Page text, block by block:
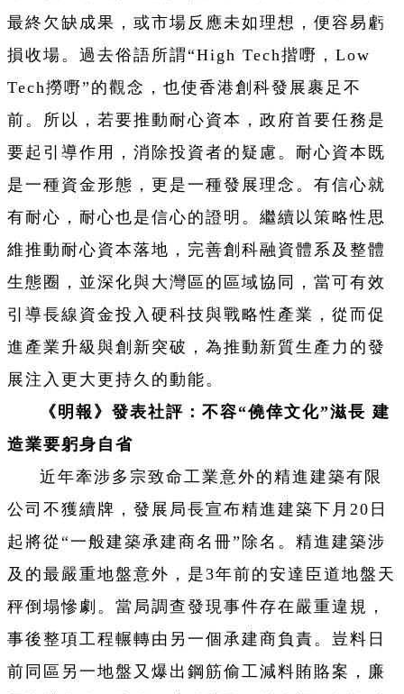
最終欠缺成果，或市場反應未如理想，便容易虧
損收場。過去俗語所謂“High Tech揩嘢，Low
Tech撈嘢”的觀念，也使香港創科發展裹足不
前。所以，若要推動耐心資本，政府首要任務是
要起引導作用，消除投資者的疑慮。耐心資本既
是一種資金形態，更是一種發展理念。有信心就
有耐心，耐心也是信心的證明。繼續以策略性思
維推動耐心資本落地，完善創科融資體系及整體
生態圈，並深化與大灣區的區域協同，當可有效
引導長線資金投入硬科技與戰略性產業，從而促
進產業升級與創新突破，為推動新質生產力的發
展注入更大更持久的動能。
《明報》發表社評：不容“僥倖文化”滋長 建
造業要躬身自省
近年牽涉多宗致命工業意外的精進建築有限
公司不獲續牌，發展局長宣布精進建築下月 20 日
起將從“一般建築承建商名冊”除名。精進建築涉
及的最嚴重地盤意外，是3年前的安達臣道地盤天
秤倒塌慘劇。當局調查發現事件存在嚴重違規，
事後整項工程輾轉由另一個承建商負責。豈料日
前同區另一地盤又爆出鋼筋偷工減料賄賂案，廉